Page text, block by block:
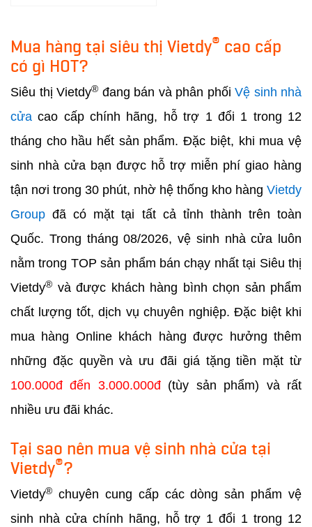
Mua hàng tại siêu thị Vietdy® cao cấp
có gì HOT?
Siêu thị Vietdy® đang bán và phân phối Vệ sinh nhà
cửa cao cấp chính hãng, hỗ trợ 1 đổi 1 trong 12
tháng cho hầu hết sản phẩm. Đặc biệt, khi mua vệ
sinh nhà cửa bạn được hỗ trợ miễn phí giao hàng
tận nơi trong 30 phút, nhờ hệ thống kho hàng Vietdy
Group đã có mặt tại tất cả tỉnh thành trên toàn
Quốc. Trong tháng 08/2026, vệ sinh nhà cửa luôn
nằm trong TOP sản phẩm bán chạy nhất tại Siêu thị
Vietdy® và được khách hàng bình chọn sản phẩm
chất lượng tốt, dịch vụ chuyên nghiệp. Đặc biệt khi
mua hàng Online khách hàng được hưởng thêm
những đặc quyền và ưu đãi giá tặng tiền mặt từ
100.000đ đến 3.000.000đ(tùy sản phẩm) và rất
nhiều ưu đãi khác.
Tại sao nên mua vệ sinh nhà cửa tại
Vietdy®?
Vietdy® chuyên cung cấp các dòng sản phẩm vệ
sinh nhà cửa chính hãng, hỗ trợ 1 đổi 1 trong 12